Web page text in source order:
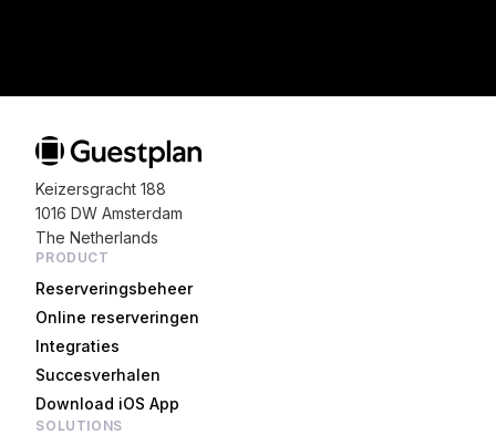
Keizersgracht 188
1016 DW Amsterdam
The Netherlands
PRODUCT
Reserveringsbeheer
Online reserveringen
Integraties
Succesverhalen
Download iOS App
SOLUTIONS